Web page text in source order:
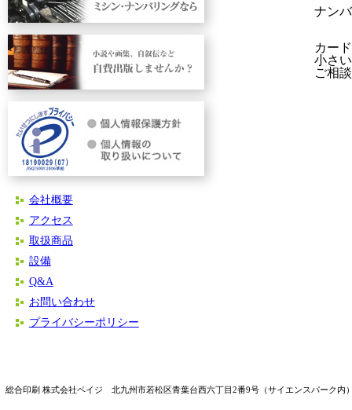
会社概要
アクセス
取扱商品
設備
Q&A
お問い合わせ
プライバシーポリシー
ナン
カー
小さ
ご相
総合印刷 株式会社ペイジ 北九州市若松区青葉台西六丁目2番9号（サイエンスパーク